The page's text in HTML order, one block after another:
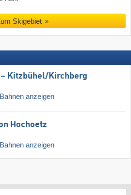
Skigebiet
– Kitzbühel/​Kirchberg
anzeigen
Hochoetz
anzeigen